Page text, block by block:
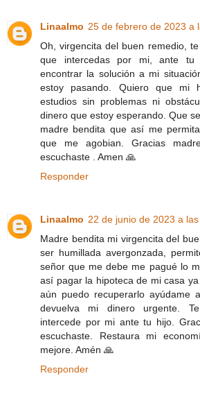
Linaalmo 25 de febrero de 2023 a
Oh, virgencita del buen remedio,
que intercedas por mi, ante tu
encontrar la solución a mi
estoy pasando. Quiero que mi
estudios sin problemas ni
dinero que estoy esperando. Que
madre bendita que así me
que me agobian. Gracias
escuchaste . Amen 🙏
Responder
Linaalmo 22 de junio de 2023 a
Madre bendita mi virgencita del
ser humillada avergonzada,
señor que me debe me pagué lo
así pagar la hipoteca de mi casa
aún puedo recuperarlo ayúdame
devuelva mi dinero urgente.
intercede por mi ante tu hijo.
escuchaste. Restaura mi
mejore. Amén 🙏
Responder